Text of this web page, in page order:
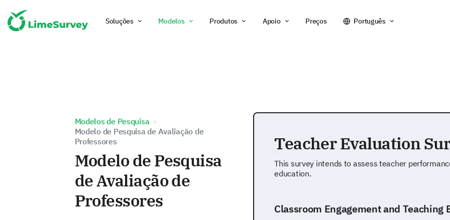
Soluções Modelos Produtos Apoio Preços Português
Modelos de Pesquisa
Modelo de Pesquisa de Avaliação de
Professores
Modelo de Pesquisa
de Avaliação de
Professores
Teacher Evaluation
This survey intends to assess teacher
education.
Classroom Engagement and Teaching